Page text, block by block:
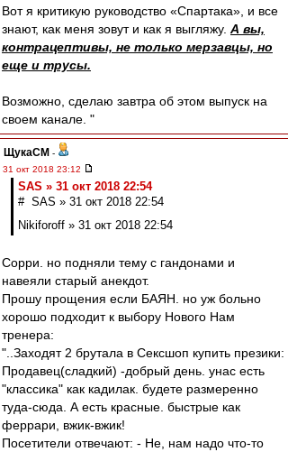
Вот я критикую руководство «Спартака», и все
знают, как меня зовут и как я выгляжу. А вы,
контрацептивы, не только мерзавцы, но
еще и трусы.
Возможно, сделаю завтра об этом выпуск на
своем канале. "
ЩукаСМ -
31 окт 2018 23:12
SAS » 31 окт 2018 22:54
# SAS » 31 окт 2018 22:54
Nikiforoff » 31 окт 2018 22:54
Сорри. но подняли тему с гандонами и
навеяли старый анекдот.
Прошу прощения если БАЯН. но уж больно
хорошо подходит к выбору Нового Нам
тренера:
"..Заходят 2 брутала в Сексшоп купить презики:
Продавец(сладкий) -добрый день. унас есть
"классика" как кадилак. будете размеренно
туда-сюда. А есть красные. быстрые как
феррари, вжик-вжик!
Посетители отвечают: - Не, нам надо что-то